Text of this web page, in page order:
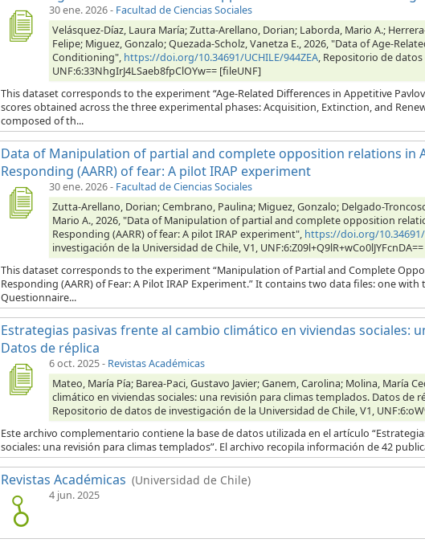
30 ene. 2026- Facultad de Ciencias Sociales
Velásquez-Díaz, Laura María; Zutta-Arellano, Dorian; Laborda, Mario A.;
Felipe; Miguez, Gonzalo; Quezada-Scholz, Vanetza E., 2026, "Data of Age-
Conditioning", https://doi.org/10.34691/UCHILE/944ZEA, Repositorio de
UNF:6:33NhgIrJ4LSaeb8fpClOYw== [fileUNF]
This dataset corresponds to the experiment “Age-Related Differences in Appetitive
scores obtained across the three experimental phases: Acquisition, Extinction, and
composed of th...
Data of Manipulation of partial and complete opposition relations in
Responding (AARR) of fear: A pilot IRAP experiment
30 ene. 2026- Facultad de Ciencias Sociales
Zutta-Arellano, Dorian; Cembrano, Paulina; Miguez, Gonzalo; Delgado-
Mario A., 2026, "Data of Manipulation of partial and complete opposition
Responding (AARR) of fear: A pilot IRAP experiment", https://doi.org/10.34691/
investigación de la Universidad de Chile, V1,
This dataset corresponds to the experiment “Manipulation of Partial and Complete
Responding (AARR) of Fear: A Pilot IRAP Experiment.” It contains two data files: one
Questionnaire...
Estrategias pasivas frente al cambio climático en viviendas sociales:
Datos de réplica
6 oct. 2025- Revistas Académicas
Mateo, María Pía; Barea-Paci, Gustavo Javier; Ganem, Carolina; Molina, María
climático en viviendas sociales: una revisión para climas templados. Datos de
Repositorio de datos de investigación de la Universidad de Chile, V1,
Este archivo complementario contiene la base de datos utilizada en el artículo
sociales: una revisión para climas templados”. El archivo recopila información de 42
Revistas Académicas (Universidad de Chile)
4 jun. 2025